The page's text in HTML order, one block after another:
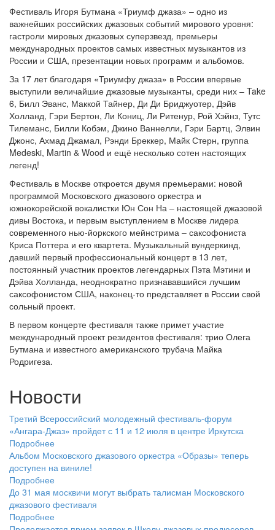
Фестиваль Игоря Бутмана «Триумф джаза» – одно из
важнейших российских джазовых событий мирового уровня:
гастроли мировых джазовых суперзвезд, премьеры
международных проектов самых известных музыкантов из
России и США, презентации новых программ и альбомов.
За 17 лет благодаря «Триумфу джаза» в России впервые
выступили величайшие джазовые музыканты, среди них – Take
6, Билл Эванс, Маккой Тайнер, Ди Ди Бриджуотер, Дэйв
Холланд, Гэри Бертон, Ли Кониц, Ли Ритенур, Рой Хэйнз, Тутс
Тилеманс, Билли Кобэм, Джино Ваннелли, Гэри Бартц, Элвин
Джонс, Ахмад Джамал, Рэнди Бреккер, Майк Стерн, группа
Medeski, Martin & Wood и ещё несколько сотен настоящих
легенд!
Фестиваль в Москве откроется двумя премьерами: новой
программой Московского джазового оркестра и
южнокорейской вокалистки Юн Сон На – настоящей джазовой
дивы Востока, и первым выступлением в Москве лидера
современного нью-йоркского мейнстрима – саксофониста
Криса Поттера и его квартета. Музыкальный вундеркинд,
давший первый профессиональный концерт в 13 лет,
постоянный участник проектов легендарных Пэта Мэтини и
Дэйва Холланда, неоднократно признававшийся лучшим
саксофонистом США, наконец-то представляет в России свой
сольный проект.
В первом концерте фестиваля также примет участие
международный проект резидентов фестиваля: трио Олега
Бутмана и известного американского трубача Майка
Родригеза.
Новости
Третий Всероссийский молодежный фестиваль-форум
«Ангара-Джаз» пройдет с 11 и 12 июля в центре Иркутска
Подробнее
Альбом Московского джазового оркестра «Образы» теперь
доступен на виниле!
Подробнее
До 31 мая москвичи могут выбрать талисман Московского
джазового фестиваля
Подробнее